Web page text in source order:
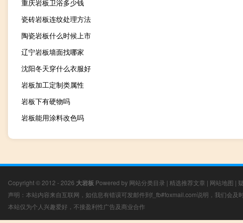
重庆岩板卫浴多少钱
瓷砖岩板连纹处理方法
陶瓷岩板什么时候上市
辽宁岩板墙面找哪家
沈阳冬天穿什么衣服好
岩板加工定制类属性
岩板下有硬物吗
岩板能用涂料改色吗
Copyright © 2012 - 2026 大岩板 Powered by 网站分类目录 | 精选推荐文章 | 网站地图 |
声明：本站内容来自互联网，如信息有错误可发邮件到f_fb#foxmail.com说明，我们会及
本站仅为个人兴趣爱好，不接盈利性广告及商业合作